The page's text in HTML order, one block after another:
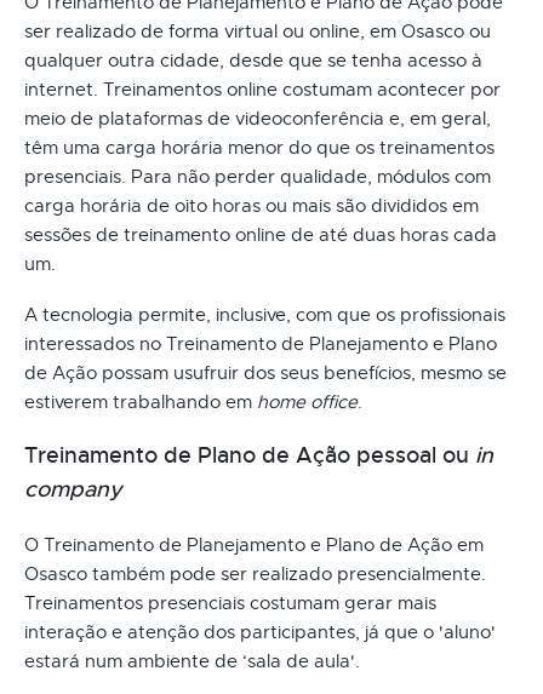
ser realizado de forma virtual ou online, em Osasco ou
qualquer outra cidade, desde que se tenha acesso à
internet. Treinamentos online costumam acontecer por
meio de plataformas de videoconferência e, em geral,
têm uma carga horária menor do que os treinamentos
presenciais. Para não perder qualidade, módulos com
carga horária de oito horas ou mais são divididos em
sessões de treinamento online de até duas horas cada
um.
A tecnologia permite, inclusive, com que os profissionais
interessados no Treinamento de Planejamento e Plano
de Ação possam usufruir dos seus benefícios, mesmo se
estiverem trabalhando em home office.
Treinamento de Plano de Ação pessoal ou in
company
O Treinamento de Planejamento e Plano de Ação em
Osasco também pode ser realizado presencialmente.
Treinamentos presenciais costumam gerar mais
interação e atenção dos participantes, já que o 'aluno'
estará num ambiente de ‘sala de aula'.